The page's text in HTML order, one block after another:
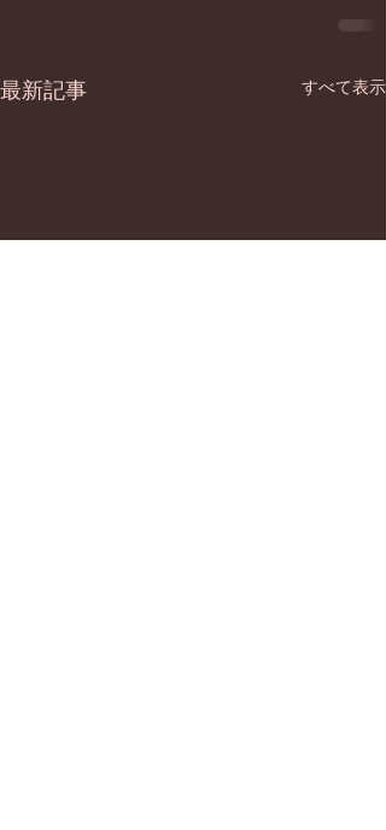
最新記事 すべて表示